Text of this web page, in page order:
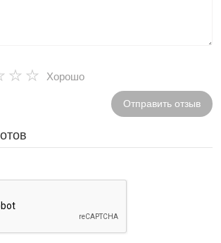
★
★ Хорошо
Отправить отзыв